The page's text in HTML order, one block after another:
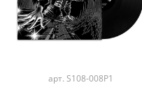
арт. S108-008P1